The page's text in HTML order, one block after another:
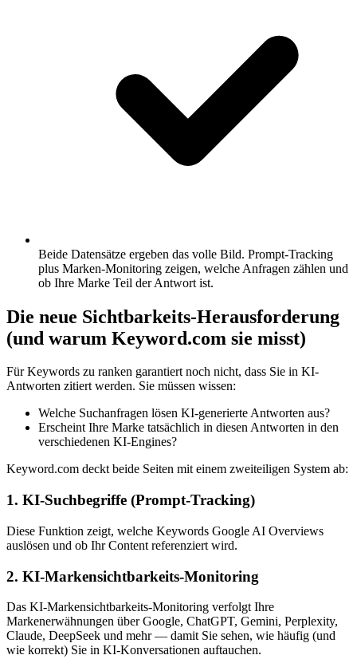
Beide Datensätze ergeben das volle Bild. Prompt-Tracking
plus Marken-Monitoring zeigen, welche Anfragen zählen und
ob Ihre Marke Teil der Antwort ist.
Die neue Sichtbarkeits-Herausforderung
(und warum Keyword.com sie misst)
Für Keywords zu ranken garantiert noch nicht, dass Sie in KI-
Antworten zitiert werden. Sie müssen wissen:
Welche Suchanfragen lösen KI-generierte Antworten aus?
Erscheint Ihre Marke tatsächlich in diesen Antworten in den
verschiedenen KI-Engines?
Keyword.com deckt beide Seiten mit einem zweiteiligen System ab:
1. KI-Suchbegriffe (Prompt-Tracking)
Diese Funktion zeigt, welche Keywords Google AI Overviews
auslösen und ob Ihr Content referenziert wird.
2. KI-Markensichtbarkeits-Monitoring
Das KI-Markensichtbarkeits-Monitoring verfolgt Ihre
Markenerwähnungen über Google, ChatGPT, Gemini, Perplexity,
Claude, DeepSeek und mehr — damit Sie sehen, wie häufig (und
wie korrekt) Sie in KI-Konversationen auftauchen.